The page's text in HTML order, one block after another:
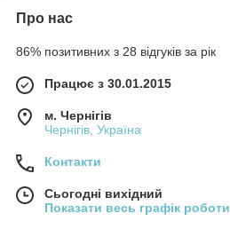
Про нас
86% позитивних з 28 відгуків за рік
Працює з 30.01.2015
м. Чернігів
Чернігів, Україна
Контакти
Сьогодні вихідний
Показати весь графік роботи